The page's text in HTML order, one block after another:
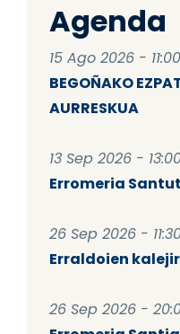
Agenda
15 Ago 2026 - 11:00
BEGOÑAKO
AURRESKUA
13 Sep 2026 -
Erromeria
26 Sep 2026 -
Erraldoien
26 Sep 2026 -